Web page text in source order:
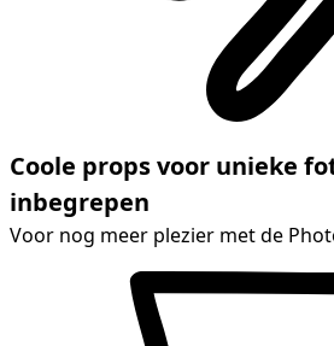
Coole props voor unieke
inbegrepen
Voor nog meer plezier met de